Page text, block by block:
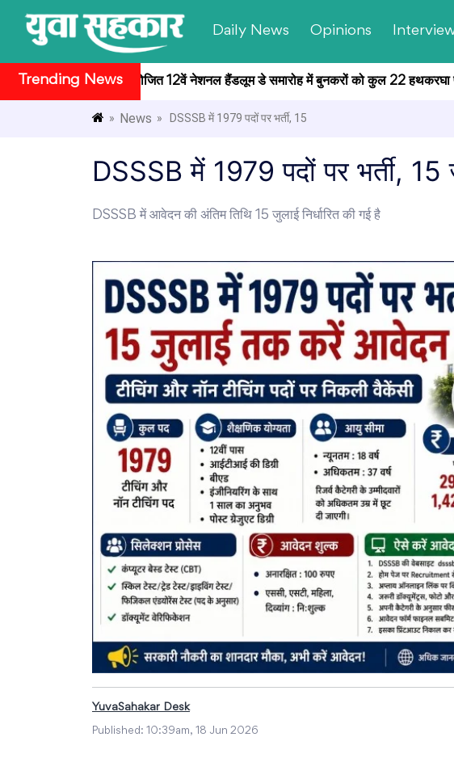
Daily News Opinions
Trending News
भवन सांस्कृतिक केंद्र में आयोजित 12वें नेशनल हैंडलूम डे समारोह में बुनकरों को कुल 22 हथकरघा
» News » DSSSB में 1979 पदों पर भर्ती, 15
DSSSB में 1979 पदों पर भर्ती,
DSSSB में आवेदन की अंतिम तिथि 15 जुलाई निर्धारित की गई है
YuvaSahakar Desk
Published: 10:39am, 18 Jun 2026